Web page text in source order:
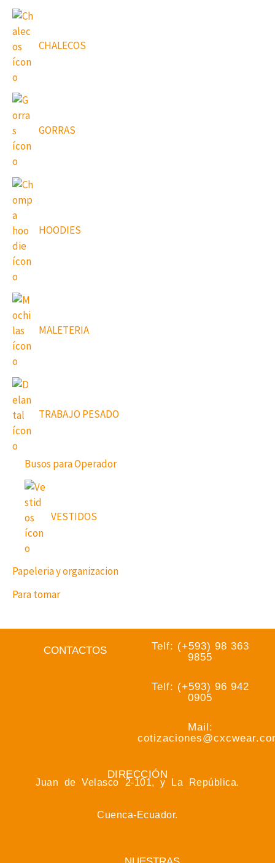
CHALECOS
GORRAS
HOODIES
MALETERIA
TRABAJO PESADO
Busos para Operador
VESTIDOS
Papeleria y organizacion
Para tomar
CONTACTOS
Telf: (+593) 98 363
9855
Telf: (+593) 96 942
0905
Mail:
DIRECCIÓN
Juan de Velasco 2-101, y La República.
Cuenca-Ecuador.